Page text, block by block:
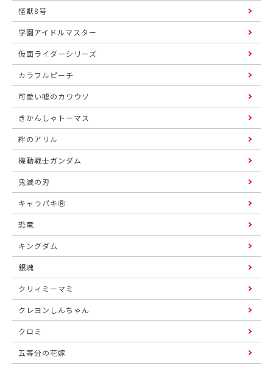
怪獣8号
学園アイドルマスター
仮面ライダーシリーズ
カラフルピーチ
可愛い嘘のカワウソ
きかんしゃトーマス
絆のアリル
機動戦士ガンダム
鬼滅の刃
キャラパキⓇ
恐竜
キングダム
銀魂
クリィミーマミ
クレヨンしんちゃん
クロミ
五等分の花嫁